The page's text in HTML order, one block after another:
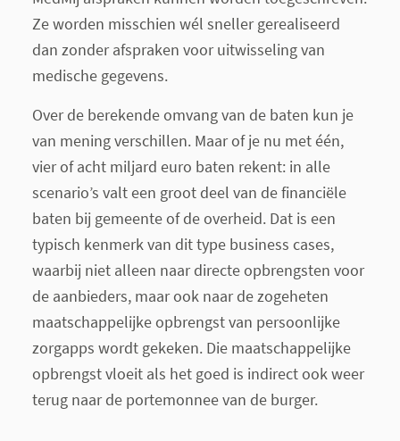
Ze worden misschien wél sneller gerealiseerd
dan zonder afspraken voor uitwisseling van
medische gegevens.
Over de berekende omvang van de baten kun je
van mening verschillen. Maar of je nu met één,
vier of acht miljard euro baten rekent: in alle
scenario’s valt een groot deel van de financiële
baten bij gemeente of de overheid. Dat is een
typisch kenmerk van dit type business cases,
waarbij niet alleen naar directe opbrengsten voor
de aanbieders, maar ook naar de zogeheten
maatschappelijke opbrengst van persoonlijke
zorgapps wordt gekeken. Die maatschappelijke
opbrengst vloeit als het goed is indirect ook weer
terug naar de portemonnee van de burger.